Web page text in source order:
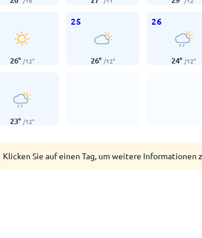
26° /12°
25
26° /12°
26
24° /12°
23° /12°
Klicken Sie auf einen Tag, um weitere Informationen